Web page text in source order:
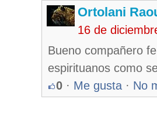
Ortolani
16 de
Bueno compañero
espirituanos como
0 · Me gusta · No